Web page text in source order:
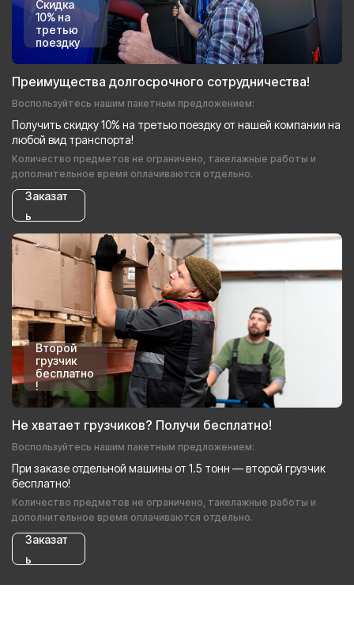
Скидка
10% на
третью
поездку
Преимущества долгосрочного сотрудничества!
Воспользуйтесь нашим пакетным предложением:
Получить скидку 10% на третью поездку от нашей компании на
любой вид транспорта!
Количество предметов не ограничено, такелажные работы и
дополнительное время оплачиваются отдельно.
Заказат
ь
Второй
грузчик
бесплатно
!
Не хватает грузчиков? Получи бесплатно!
Воспользуйтесь нашим пакетным предложением:
При заказе отдельной машины от 1.5 тонн — второй грузчик
бесплатно!
Количество предметов не ограничено, такелажные работы и
дополнительное время оплачиваются отдельно.
Заказат
ь